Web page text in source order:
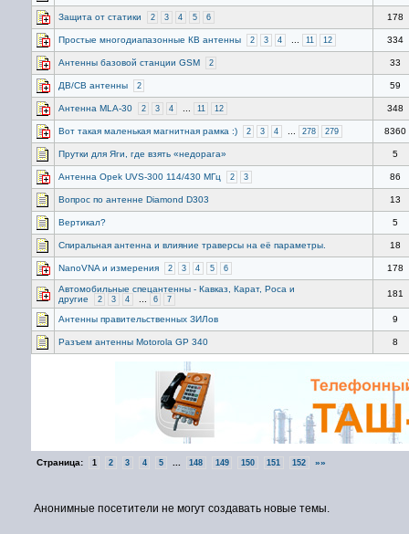
Защита от статики 2 3 4 5 6 178
Простые многодиапазонные КВ антенны 2 3 4 11 12 334
Антенны базовой станции GSM 2 33
ДВ/СВ антенны 2 59
Антенна MLA-30 2 3 4 11 12 348
Вот такая маленькая магнитная рамка :) 2 3 4 278 279 8360
Прутки для Яги, где взять «недорага» 5
Антенна Opek UVS-300 114/430 МГц 2 3 86
Вопрос по антенне Diamond D303 13
Вертикал? 5
Спиральная антенна и влияние траверсы на её параметры. 18
NanoVNA и измерения 2 3 4 5 6 178
Автомобильные спецантенны - Кавказ, Карат, Роса и
другие
2 3 4 6 7
181
Антенны правительственных ЗИЛов 9
Разъем антенны Motorola GP 340 8
Страница: 1 2 3 4 5 148 149 150 151 152 »»
Анонимные посетители не могут создавать новые темы.